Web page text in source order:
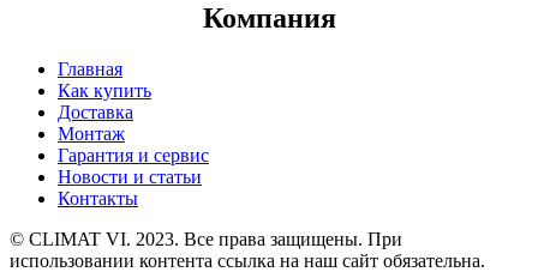
Компания
Главная
Как купить
Доставка
Монтаж
Гарантия и сервис
Новости и статьи
Контакты
© CLIMAT VI. 2023. Все права защищены. При
использовании контента ссылка на наш сайт обязательна.